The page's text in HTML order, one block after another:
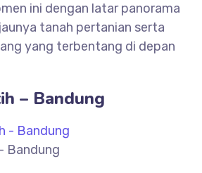
ini dengan latar panorama
tanah pertanian serta
yang terbentang di depan
– Bandung
Bandung